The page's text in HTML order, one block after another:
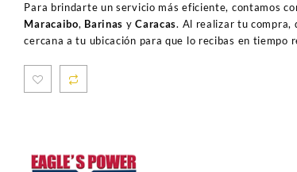
Para brindarte un servicio más eficiente, contamos
Maracaibo, Barinas yCaracas. Al realizar tu compra,
cercana a tu ubicación para que lo recibas en tiempo